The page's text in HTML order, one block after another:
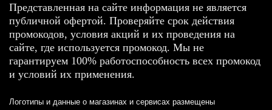
Представленная на сайте информация не является
публичной офертой. Проверяйте срок действия
промокодов, условия акций и их проведения на
сайте, где используется промокод. Мы не
гарантируем 100% работоспособность всех промокод
и условий их применения.
Логотипы и данные о магазинах и сервисах размещены